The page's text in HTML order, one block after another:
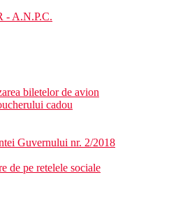
- A.N.P.C.
biletelor de avion
cadou
Guvernului nr. 2/2018
de pe retelele sociale